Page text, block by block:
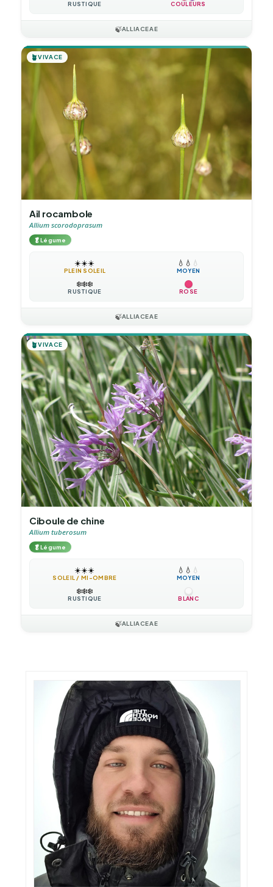
RUSTIQUE COULEURS
🍃ALLIACEAE
🪴VIVACE
Ail rocambole
Allium scorodoprasum
🥬Légume
☀️☀️☀️
PLEIN SOLEIL
💧 💧 💧
MOYEN
❄️❄️❄️
RUSTIQUE ROSE
🍃ALLIACEAE
🪴VIVACE
Ciboule de chine
Allium tuberosum
🥬Légume
☀️☀️☀️
SOLEIL / MI-OMBRE
💧 💧 💧
MOYEN
❄️❄️❄️
RUSTIQUE BLANC
🍃ALLIACEAE